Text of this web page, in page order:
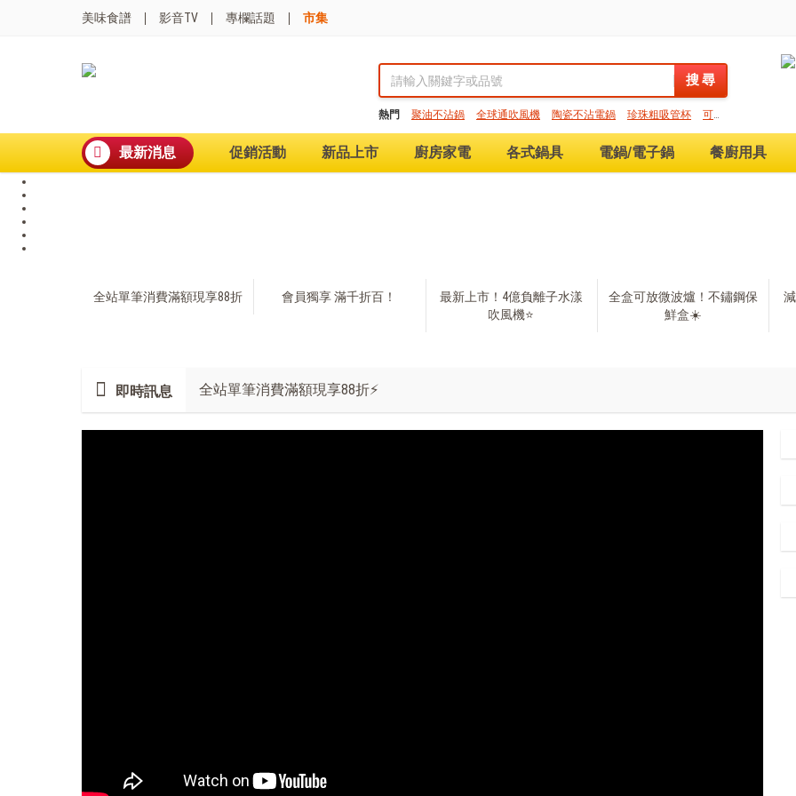
美味食譜 影音TV 專欄話題 市集
搜 尋
熱門 聚油不沾鍋 全球通吹風機 陶瓷不沾電鍋 珍珠粗吸管杯
可微
波保鮮盒
大理石不沾鍋 分隔便當盒 金鑽不沾鍋 氣炸烤箱
最新消息 促銷活動 新品上市 廚房家電 各式鍋具 電鍋/電子鍋 餐廚用具
全站單筆消費滿額現享88折 會員獨享 滿千折百！
最新上市！4億負離子水漾
吹風機⭐
全盒可放微波爐！不鏽鋼保
鮮盒☀️
即時訊息
全站單筆消費滿額現享88折⚡
會員獨享 滿千折百！
搜 尋
全球通吹風機
珍珠粗吸管杯
可微波保鮮盒
大理石不沾鍋